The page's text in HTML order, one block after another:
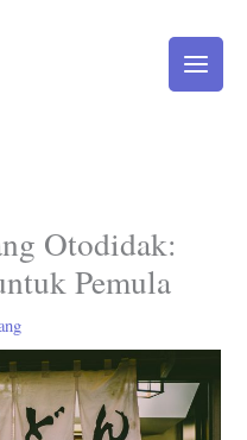
Otodidak:
Pemula